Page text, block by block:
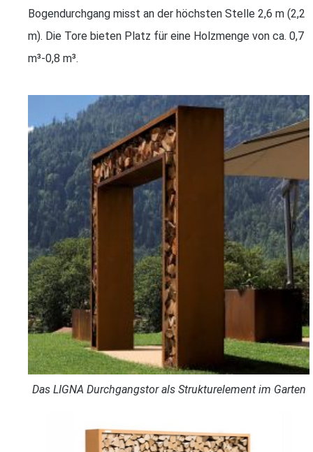
Bogendurchgang misst an der höchsten Stelle 2,6 m (2,2
m). Die Tore bieten Platz für eine Holzmenge von ca. 0,7
m³‐0,8 m³.
Das LIGNA Durchgangstor als Strukturelement im Garten